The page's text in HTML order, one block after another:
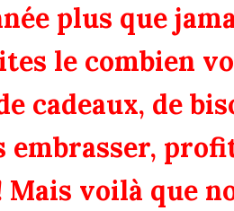
plus que
le combien
cadeaux, de
embrasser,
Mais voilà que